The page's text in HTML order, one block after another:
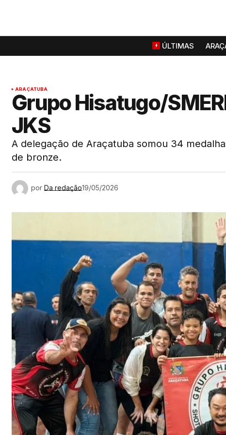
ÚLTIMAS
ARAÇATUBA
Grupo Hisatugo/
JKS
A delegação de Araçatuba somou 34
de bronze.
por Da redação19/05/2026